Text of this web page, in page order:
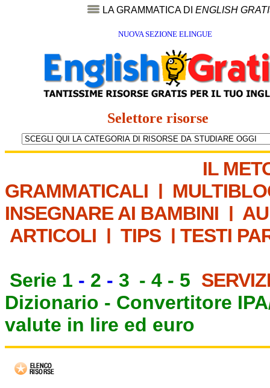
LA GRAMMATICA DI ENGLISH
NUOVA SEZIONE ELINGUE
Selettore risorse
IL
GRAMMATICALI |
INSEGNARE AI BAMBINI |
ARTICOLI | TIPS | TESTI
Serie 1 - 2 - 3 - 4 - 5
Dizionario - Convertitore
valute in lire ed euro